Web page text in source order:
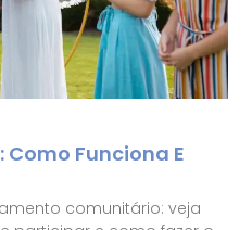
Funciona E
comunitário: veja